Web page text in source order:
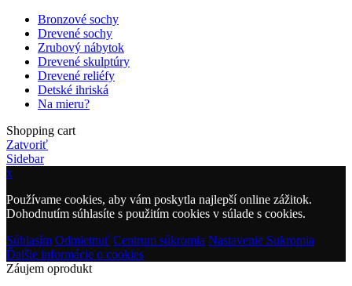
Bronzové sochy
Drevené sochy
Zrubový nábytok
Drevené skulptúry
Drevené reliéfy
Detské ihriská
Na mieru?
Shopping cart
Zatvoriť
Sidebar
x
Používame cookies, aby vám poskytla najlepší online zážitok.
Dohodnutím súhlasíte s použitím cookies v súlade s cookies.
Súhlasím Odmietnuť Centrum súkromia Nastavenie Sukromia
Ďalšie informácie o cookies
Záujem oprodukt